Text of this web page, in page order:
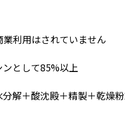
利用はされていません
として85%以上
解＋酸沈殿＋精製＋乾燥